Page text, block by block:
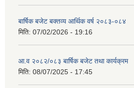
बार्षिक बजेट बक्तव्य आर्थिक वर्ष २०८३-०८४
मिति: 07/02/2026 - 19:16
आ.व २०८२/०८३ बार्षिक बजेट तथा कार्यक्रम
मिति: 08/07/2025 - 17:45